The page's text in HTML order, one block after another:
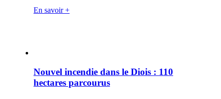
En savoir +
Nouvel incendie dans le Diois : 110
hectares parcourus